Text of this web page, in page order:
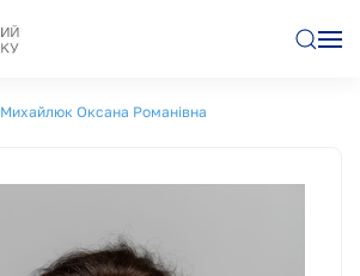
Михайлюк Оксана Романівна